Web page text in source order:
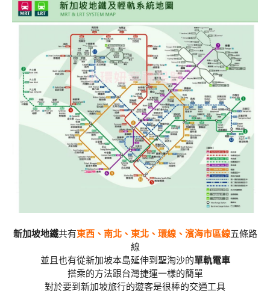
新加坡地鐵共有東西、南北、東北、環線、濱海市區線五條路
線
並且也有從新加坡本島延伸到聖淘沙的單軌電車
搭乘的方法跟台灣捷運一樣的簡單
對於要到新加坡旅行的遊客是很棒的交通工具